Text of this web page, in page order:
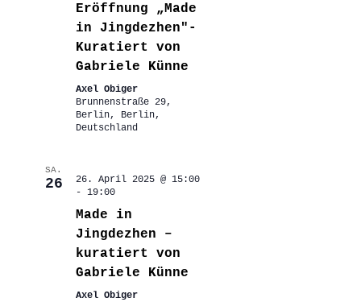
Eröffnung „Made
in Jingdezhen″-
Kuratiert von
Gabriele Künne
Axel Obiger
Brunnenstraße 29,
Berlin, Berlin,
Deutschland
SA.
26
26. April 2025 @ 15:00
- 19:00
Made in
Jingdezhen –
kuratiert von
Gabriele Künne
Axel Obiger